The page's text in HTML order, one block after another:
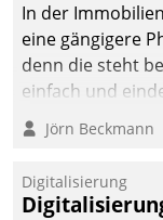
In der
eine gängigere
denn die steht
einfach und
Verantwortung
Jörn Beckmann
Digitalisierung